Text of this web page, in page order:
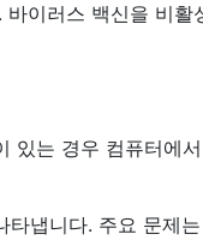
이러스 백신을 비활
있는 경우 컴퓨터에
냅니다. 주요 문제